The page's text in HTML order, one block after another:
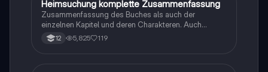
Deutsch
Heimsuchung komplette Zusammenfassung
Zusammenfassung des Buches als auch der
einzelnen Kapitel und deren Charakteren. Auch
tabellarisch. Im Unterricht ohne KI erstellt
12 5,825 119